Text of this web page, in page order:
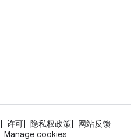
许可 隐私权政策
网站反馈
Manage cookies